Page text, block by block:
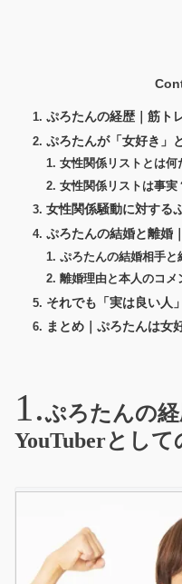
ぷろたんの経歴｜筋ト
ぷろたんが「女好き」
女性関係リストとは何
女性関係リストは事実
女性関係騒動に対する
ぷろたんの結婚と離婚
ぷろたんの結婚相手と
離婚理由と本人のコメ
それでも「実は良い人
まとめ｜ぷろたんは女
ぷろたんの
YouTuberとして